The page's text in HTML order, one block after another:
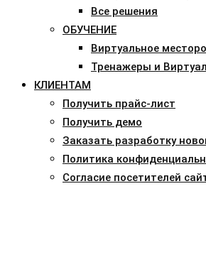
Все решения
ОБУЧЕНИЕ
Виртуальное
Тренажеры и
КЛИЕНТАМ
Получить прайс-лист
Получить демо
Заказать разработку
Политика
Согласие посетителей